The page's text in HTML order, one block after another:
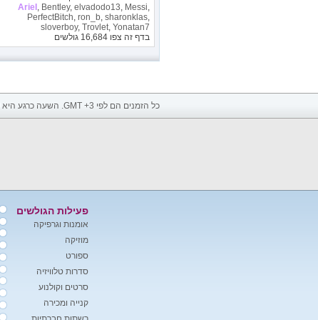
ArieI, Bentley, elvadodo13, Messi,
PerfectBitch, ron_b, sharonklas,
sloverboy, Trovlet, Yonatan7
בדף זה צפו 16,684 גולשים
כל הזמנים הם לפי GMT +3. השעה כרגע היא
פעילות הגולשים
אומנות וגרפיקה
מוזיקה
ספורט
סדרות טלוויזיה
סרטים וקולנוע
קנייה ומכירה